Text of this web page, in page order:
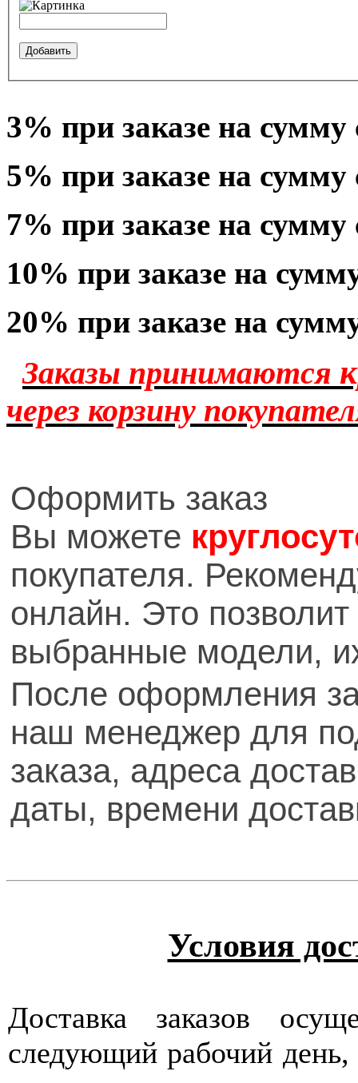
3% при заказе на
5% при заказе на
7% при заказе на
10% при заказе на
20% при заказе на
Заказы принимаются
через корзину
Оформить заказ
Вы можете
покупателя.
онлайн. Это
выбранные модели,
После оформления
наш менеджер для
заказа, адреса
даты, времени
Условия
Доставка заказов
следующий рабочий